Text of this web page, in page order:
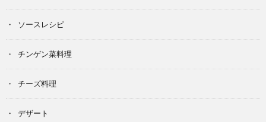
ソースレシピ
チンゲン菜料理
チーズ料理
デザート